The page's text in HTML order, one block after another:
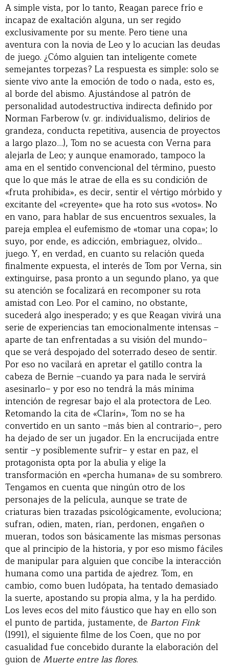
A simple vista, por lo tanto, Reagan parece frío e
incapaz de exaltación alguna, un ser regido
exclusivamente por su mente. Pero tiene una
aventura con la novia de Leo y lo acucian las deudas
de juego. ¿Cómo alguien tan inteligente comete
semejantes torpezas? La respuesta es simple: solo se
siente vivo ante la emoción de todo o nada, esto es,
al borde del abismo. Ajustándose al patrón de
personalidad autodestructiva indirecta definido por
Norman Farberow (v. gr. individualismo, delirios de
grandeza, conducta repetitiva, ausencia de proyectos
a largo plazo…), Tom no se acuesta con Verna para
alejarla de Leo; y aunque enamorado, tampoco la
ama en el sentido convencional del término, puesto
que lo que más le atrae de ella es su condición de
«fruta prohibida», es decir, sentir el vértigo mórbido y
excitante del «creyente» que ha roto sus «votos». No
en vano, para hablar de sus encuentros sexuales, la
pareja emplea el eufemismo de «tomar una copa»; lo
suyo, por ende, es adicción, embriaguez, olvido...
juego. Y, en verdad, en cuanto su relación queda
finalmente expuesta, el interés de Tom por Verna, sin
extinguirse, pasa pronto a un segundo plano, ya que
su atención se focalizará en recomponer su rota
amistad con Leo. Por el camino, no obstante,
sucederá algo inesperado; y es que Reagan vivirá una
serie de experiencias tan emocionalmente intensas –
aparte de tan enfrentadas a su visión del mundo–
que se verá despojado del soterrado deseo de sentir.
Por eso no vacilará en apretar el gatillo contra la
cabeza de Bernie –cuando ya para nada le servirá
asesinarlo– y por eso no tendrá la más mínima
intención de regresar bajo el ala protectora de Leo.
Retomando la cita de «Clarín», Tom no se ha
convertido en un santo –más bien al contrario–, pero
ha dejado de ser un jugador. En la encrucijada entre
sentir –y posiblemente sufrir– y estar en paz, el
protagonista opta por la abulia y elige la
transformación en «percha humana» de su sombrero.
Tengamos en cuenta que ningún otro de los
personajes de la película, aunque se trate de
criaturas bien trazadas psicológicamente, evoluciona;
sufran, odien, maten, rían, perdonen, engañen o
mueran, todos son básicamente las mismas personas
que al principio de la historia, y por eso mismo fáciles
de manipular para alguien que concibe la interacción
humana como una partida de ajedrez. Tom, en
cambio, como buen ludópata, ha tentado demasiado
la suerte, apostando su propia alma, y la ha perdido.
Los leves ecos del mito fáustico que hay en ello son
el punto de partida, justamente, de Barton Fink
(1991), el siguiente filme de los Coen, que no por
casualidad fue concebido durante la elaboración del
guion de Muerte entre las flores.